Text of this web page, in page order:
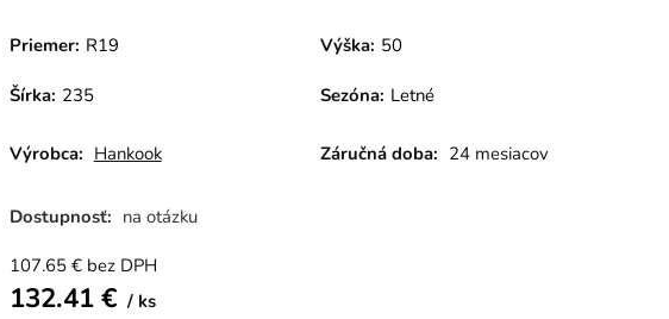
Priemer: R19 Výška: 50
Šírka: 235 Sezóna: Letné
Výrobca: Hankook Záručná doba: 24 mesiacov
Dostupnosť: na otázku
107.65€ bez DPH
132.41€ ks